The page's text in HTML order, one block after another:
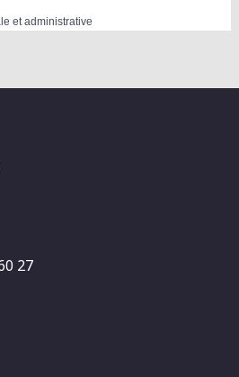
et administrative
27